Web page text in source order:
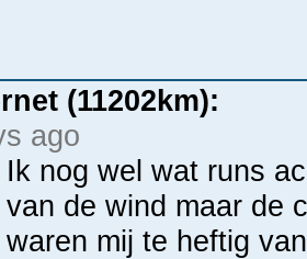
(11202km):
ago
Ik nog wel wat runs
van de wind maar de
waren mij te heftig